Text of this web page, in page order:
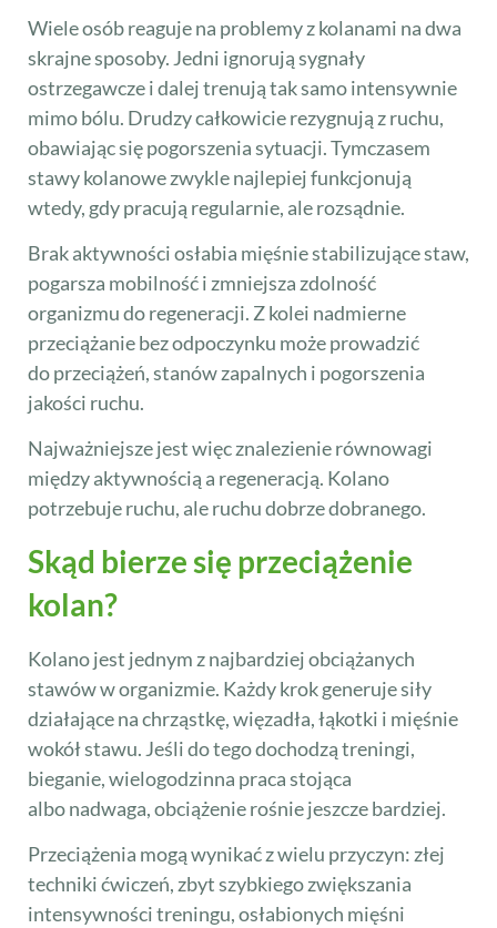
Wiele osób reaguje na problemy z kolanami na dwa
skrajne sposoby. Jedni ignorują sygnały
ostrzegawcze i dalej trenują tak samo intensywnie
mimo bólu. Drudzy całkowicie rezygnują z ruchu,
obawiając się pogorszenia sytuacji. Tymczasem
stawy kolanowe zwykle najlepiej funkcjonują
wtedy, gdy pracują regularnie, ale rozsądnie.
Brak aktywności osłabia mięśnie stabilizujące staw,
pogarsza mobilność i zmniejsza zdolność
organizmu do regeneracji. Z kolei nadmierne
przeciążanie bez odpoczynku może prowadzić
do przeciążeń, stanów zapalnych i pogorszenia
jakości ruchu.
Najważniejsze jest więc znalezienie równowagi
między aktywnością a regeneracją. Kolano
potrzebuje ruchu, ale ruchu dobrze dobranego.
Skąd bierze się przeciążenie
kolan?
Kolano jest jednym z najbardziej obciążanych
stawów w organizmie. Każdy krok generuje siły
działające na chrząstkę, więzadła, łąkotki i mięśnie
wokół stawu. Jeśli do tego dochodzą treningi,
bieganie, wielogodzinna praca stojąca
albo nadwaga, obciążenie rośnie jeszcze bardziej.
Przeciążenia mogą wynikać z wielu przyczyn: złej
techniki ćwiczeń, zbyt szybkiego zwiększania
intensywności treningu, osłabionych mięśni